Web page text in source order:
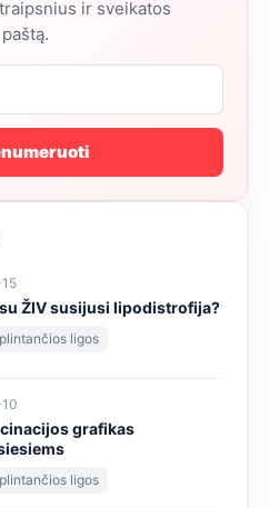
ir sveikatos
ŽIV susijusi lipodistrofija?
ligos
grafikas
ligos